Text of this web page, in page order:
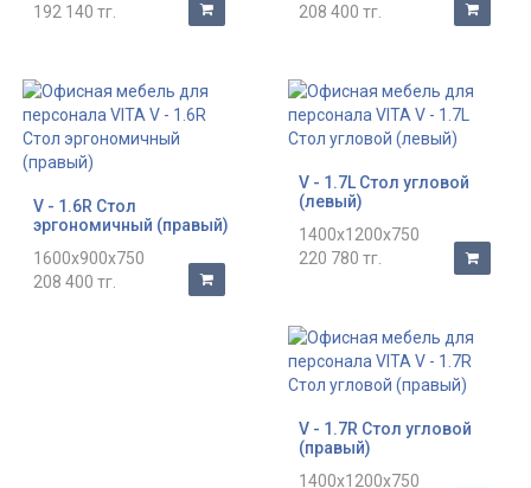
192 140 тг.
208 400 тг.
V - 1.6R Стол
эргономичный (правый)
1600x900x750
208 400 тг.
V - 1.7L Стол угловой
(левый)
1400x1200x750
220 780 тг.
V - 1.7R Стол угловой
(правый)
1400x1200x750